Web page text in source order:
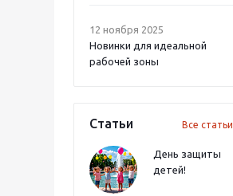
12 ноября 2025
Новинки для идеальной
рабочей зоны
Статьи Все статьи
День защиты
детей!